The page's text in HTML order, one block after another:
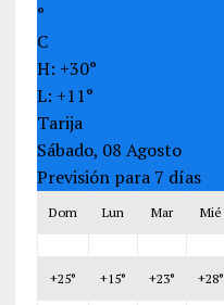
°
C
H: +30°
L: +11°
Tarija
Sábado, 08 Agosto
Previsión para 7 días
Dom Lun Mar Mié
+25° +15° +23° +28°